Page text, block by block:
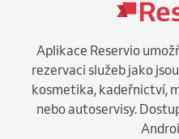
Aplikace Reservio
rezervaci služeb jako
kosmetika, kadeřnictví,
nebo autoservisy.